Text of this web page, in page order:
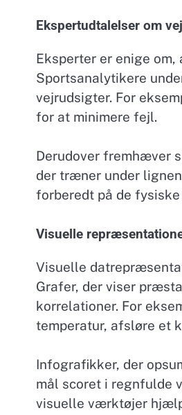
Ekspertudtalelser om
Eksperter er enige
Sportsanalytikere
vejrudsigter. For
for at minimere fejl.
Derudover fremhæver
der træner under
forberedt på de
Visuelle
Visuelle
Grafer, der viser
korrelationer. For
temperatur, afsløre et
Infografikker, der
mål scoret i regnfulde
visuelle værktøjer